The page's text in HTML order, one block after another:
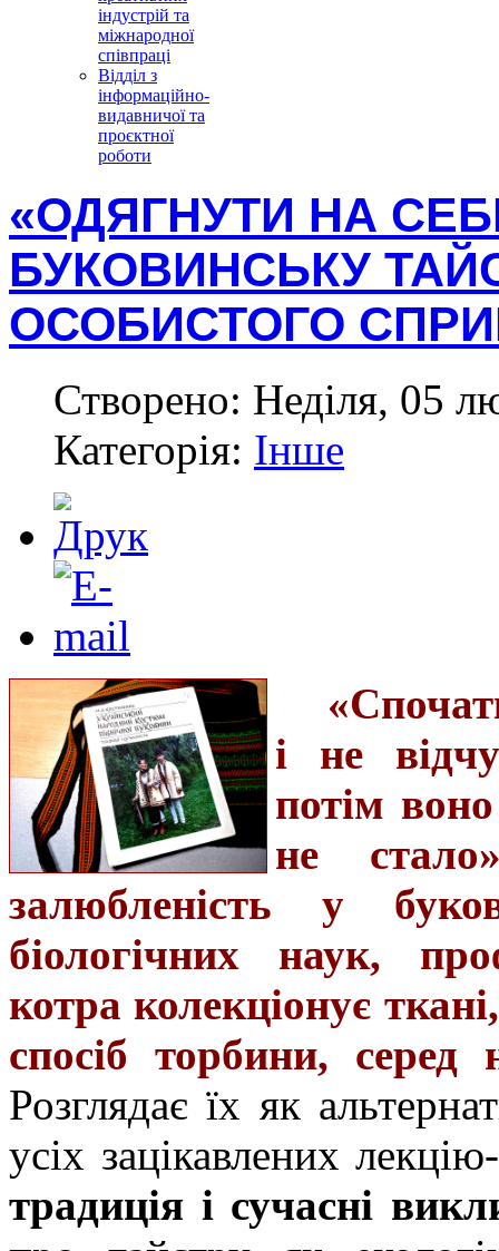
індустрій та
міжнародної
співпраці
Відділ з
інформаційно-
видавничої та
проєктної
роботи
«ОДЯГНУТИ НА
БУКОВИНСЬКУ
ОСОБИСТОГО
Створено: Неділя, 05
Категорія: Інше
і не
потім
не
залюбленість у
біологічних наук,
котра колекціонує
спосіб торбини, серед
Розглядає їх як
усіх зацікавлених
традиція і сучасні